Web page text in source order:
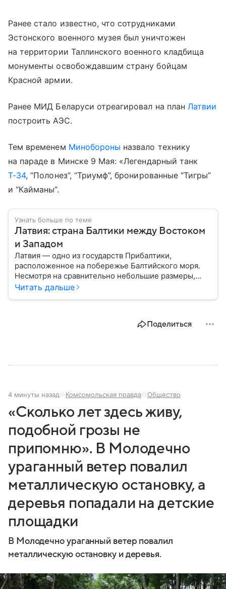
Ранее стало известно, что сотрудниками
Эстонского военного музея был уничтожен
на территории Таллинского военного кладбища
монументы освобождавшим страну бойцам
Красной армии.
Ранее МИД Беларуси отреагировал на план Латвии
построить АЭС.
Тем временем Минобороны назвало технику
на параде в Минске 9 Мая: «Легендарный танк
Т-34, “Полонез”, “Триумф”, бронированные “Тигры”
и “Кайманы”.
Узнать больше по теме
Латвия: страна Балтики между Востоком
и Западом
Латвия — одно из государств Прибалтики,
расположенное на побережье Балтийского моря.
Несмотря на сравнительно небольшие размеры,
сегодня страна играет весьма заметную роль в
Читать дальше
Поделиться
4 минуты назад Комсомольская правда Общество
«Сколько лет здесь живу,
подобной грозы не
припомню». В Молодечно
ураганный ветер повалил
металлическую остановку, а
деревья попадали на детские
площадки
В Молодечно ураганный ветер повалил
металлическую остановку и деревья.